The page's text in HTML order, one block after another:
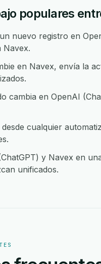
populares
nuevo registro en
Navex.
en Navex, envía la
cambia en OpenAI
cualquier
y Navex en
unificados.